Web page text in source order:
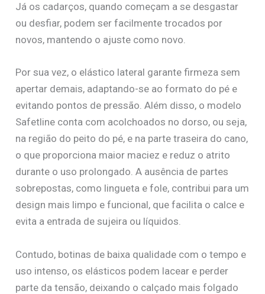
Já os cadarços, quando começam a se desgastar
ou desfiar, podem ser facilmente trocados por
novos, mantendo o ajuste como novo.
Por sua vez, o elástico lateral garante firmeza sem
apertar demais, adaptando-se ao formato do pé e
evitando pontos de pressão. Além disso, o modelo
Safetline conta com acolchoados no dorso, ou seja,
na região do peito do pé, e na parte traseira do cano,
o que proporciona maior maciez e reduz o atrito
durante o uso prolongado. A ausência de partes
sobrepostas, como lingueta e fole, contribui para um
design mais limpo e funcional, que facilita o calce e
evita a entrada de sujeira ou líquidos.
Contudo, botinas de baixa qualidade com o tempo e
uso intenso, os elásticos podem lacear e perder
parte da tensão, deixando o calçado mais folgado